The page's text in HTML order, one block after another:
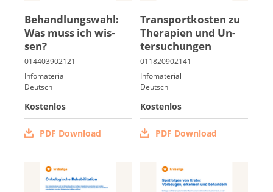
Be­hand­lungs­wahl:
Was muss ich wis­
sen?
Infomaterial
Deutsch
Kostenlos
PDF Download
Trans­port­kos­ten zu
The­ra­pi­en und Un­
ter­su­chun­gen
Infomaterial
Deutsch
Kostenlos
PDF Download